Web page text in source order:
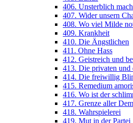
406. Unsterblich
407. Wider unsern
408. Wo viel Milde
409. Krankheit
410. Die Ängstlichen
411. Ohne Hass
412. Geistreich und
413. Die privaten
414. Die freiwillig
415. Remedium
416. Wo ist der
417. Grenze aller
418. Wahrspielerei
419. Mut in der Partei